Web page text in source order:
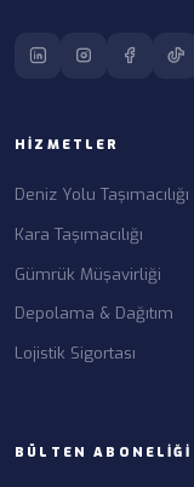
HIZMETLER
Deniz Yolu Taşımacılığı
Kara Taşımacılığı
Gümrük Müşavirliği
Depolama & Dağıtım
Lojistik Sigortası
BÜLTEN ABONELIĞI